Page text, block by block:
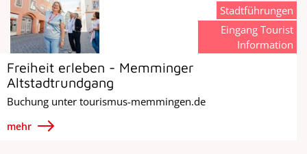
Freiheit erleben - Memminger
Altstadtrundgang
Buchung unter tourismus-memmingen.de
mehr
Stadtführungen
Eingang Tourist
Information